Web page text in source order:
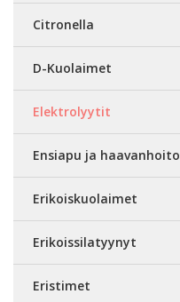
Citronella
D-Kuolaimet
Elektrolyytit
Ensiapu ja haavanhoito
Erikoiskuolaimet
Erikoissilatyynyt
Eristimet